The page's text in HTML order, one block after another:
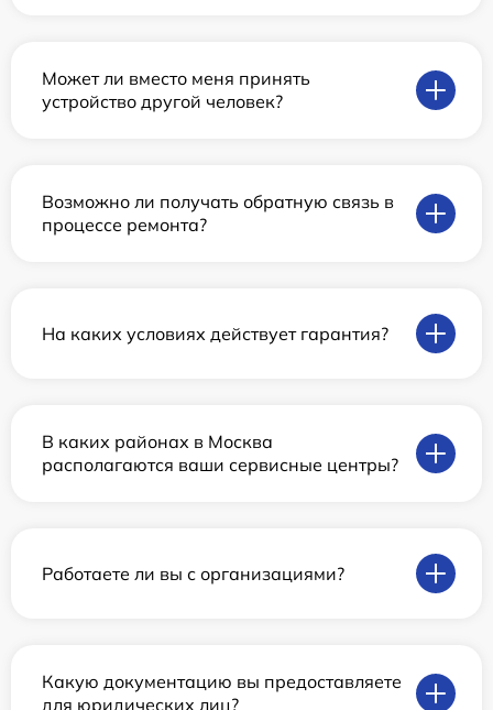
Может ли вместо меня принять
устройство другой человек?
Возможно ли получать обратную связь в
процессе ремонта?
На каких условиях действует гарантия?
В каких районах в Москва
располагаются ваши сервисные центры?
Работаете ли вы с организациями?
Какую документацию вы предоставляете
для юридических лиц?